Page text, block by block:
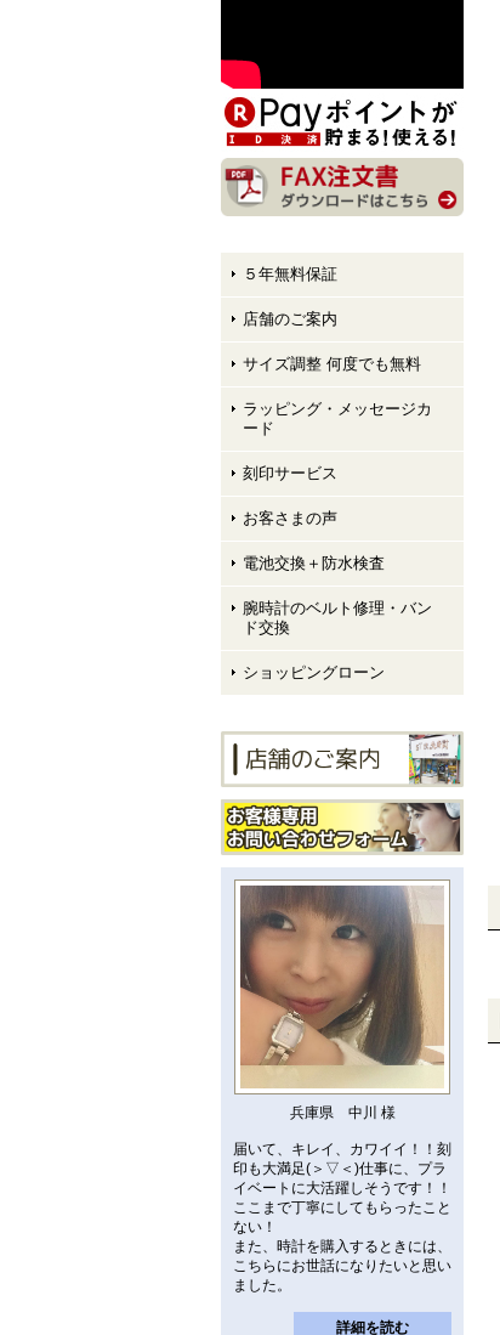
n ES9495-59E LIGHT in BL
ACK Eco-Drive 50th Anniver
sary Edition レディースモデ
ル 入荷しました！
５年無料保証
店舗のご案内
サイズ調整 何度でも無料
ラッピング・メッセージカ
ード
刻印サービス
お客さまの声
電池交換＋防水検査
腕時計のベルト修理・バン
ド交換
ショッピングローン
兵庫県 中川 様
届いて、キレイ、カワイイ！！刻
印も大満足(＞▽＜)仕事に、プラ
イベートに大活躍しそうです！！
ここまで丁寧にしてもらったこと
ない！
また、時計を購入するときには、
こちらにお世話になりたいと思い
ました。
詳細を読む